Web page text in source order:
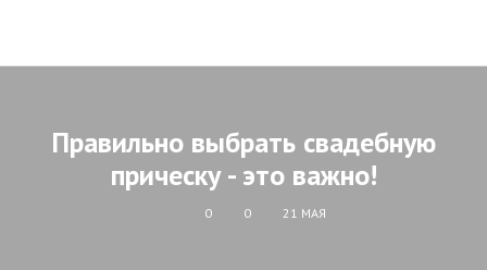
Правильно выбрать свадебную
прическу - это важно!
0 0 21 МАЯ